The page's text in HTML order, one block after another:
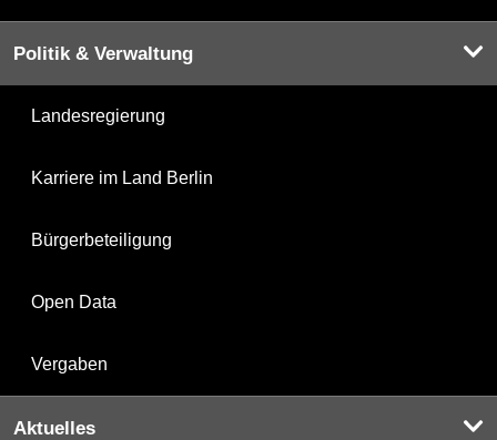
Politik & Verwaltung
Landesregierung
Karriere im Land Berlin
Bürgerbeteiligung
Open Data
Vergaben
Aktuelles